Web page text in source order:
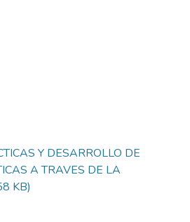
Y DESARROLLO DE
A TRAVES DE LA
KB)